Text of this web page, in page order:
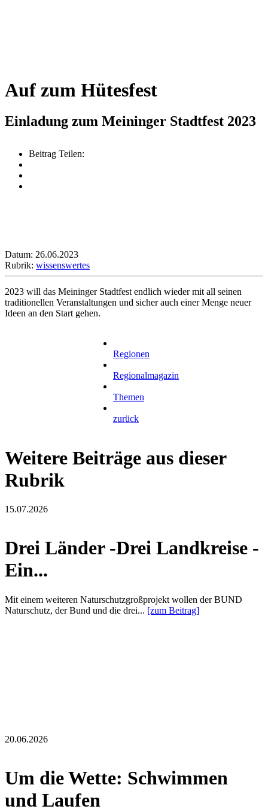
Auf zum Hütesfest
Einladung zum Meininger Stadtfest 2023
Beitrag Teilen:
Datum: 26.06.2023
Rubrik: wissenswertes
2023 will das Meininger Stadtfest endlich wieder mit all seinen
traditionellen Veranstaltungen und sicher auch einer Menge neuer
Ideen an den Start gehen.
Regionen
Regionalmagazin
Themen
zurück
Weitere Beiträge aus dieser
Rubrik
15.07.2026
Drei Länder -Drei Landkreise -
Ein...
Mit einem weiteren Naturschutzgroßprojekt wollen der BUND
Naturschutz, der Bund und die drei... [zum Beitrag]
20.06.2026
Um die Wette: Schwimmen
und Laufen